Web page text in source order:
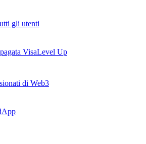
gli utenti
VisaLevel Up
di Web3